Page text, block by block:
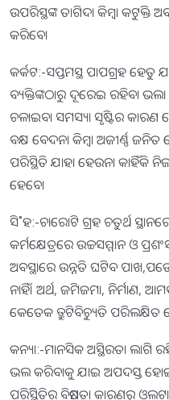
ଉପରିସ୍ଥଙ୍କ ତାଗିଦା କିମ୍ବା କଟୁକ୍ତି
କରିବେ।
କର୍କଟ:-ସପ୍ତମସ୍ଥ ପାପଗ୍ରହ ହେତୁ
ବ୍ୟକ୍ତିଙ୍କଠାରୁ ଦୂରେଇ ରହିବା ଭଲ।
ଚଳାଇବା ସମସ୍ୟା ସୃଷ୍ଟିର କାରଣ
ବକ୍ଷ ବେଦନା କିମ୍ବା ଅଜୀର୍ଣ୍ଣ
ପରିସ୍ଥିତି ଯାହା ହେଉନା କାହିଁକି
ହେବେ।
ସି˚ହ:-ଚାରୋଟି ଗ୍ରହ ଚତୁର୍ଥ
କର୍ମକ୍ଷେତ୍ରରେ ଉଚ୍ଚସମ୍ମାନ ଓ
ଅବସ୍ଥାରେ ଉନ୍ନତି ଘଟିବ
ନାହିଁ। ଅର୍ଥ, ଜମିଜମା, ନିର୍ମାଣ,
କେତେକ ତ୍ରୁଟିବିଚ୍ୟୁତି ପରିଲକ୍ଷିତ
କନ୍ୟା:-ମାନସିକ ଅସ୍ଥିରତା ଲାଗି
ଭଲ କରିବାକୁ ଯାଇ ଅପଦସ୍ତ
ପରିସ୍ଥିିତିର ବିଷମତା କାରଣରୁ